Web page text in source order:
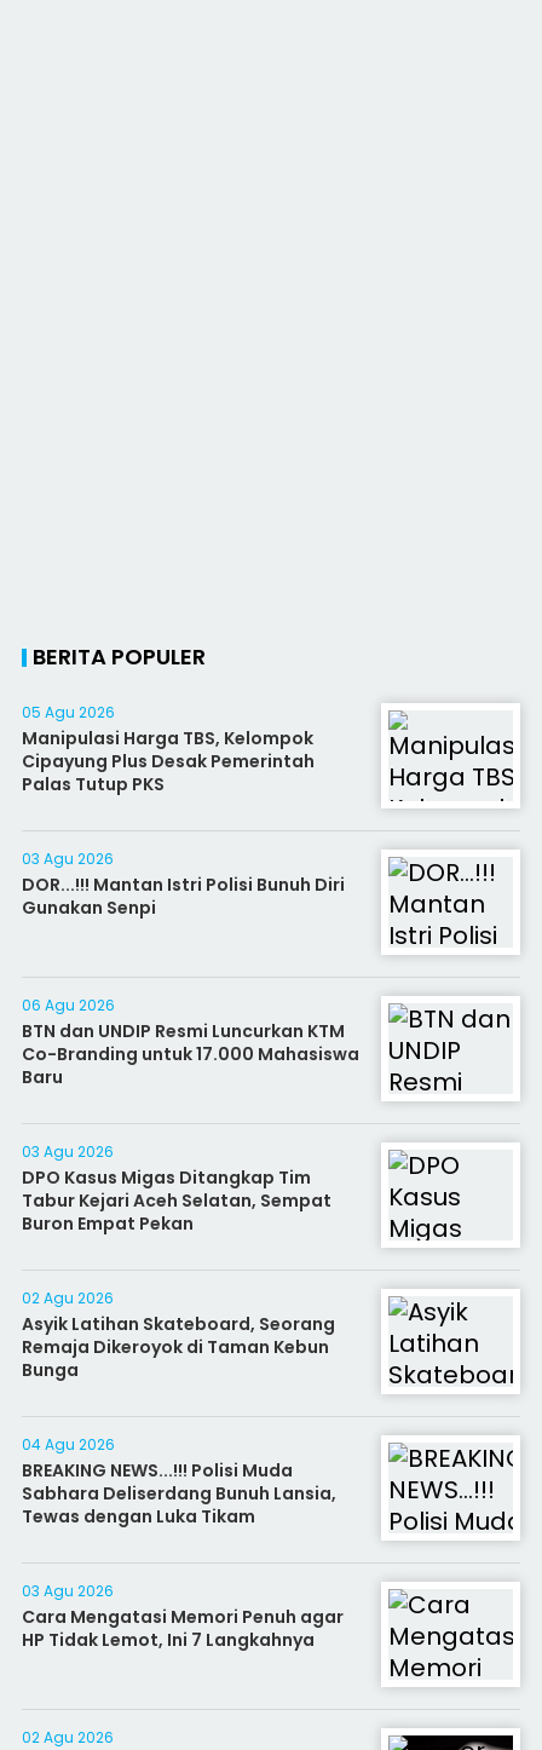
BERITA POPULER
05 Agu 2026
Manipulasi Harga TBS, Kelompok
Cipayung Plus Desak Pemerintah
Palas Tutup PKS
03 Agu 2026
DOR...!!! Mantan Istri Polisi Bunuh Diri
Gunakan Senpi
06 Agu 2026
BTN dan UNDIP Resmi Luncurkan KTM
Co-Branding untuk 17.000 Mahasiswa
Baru
03 Agu 2026
DPO Kasus Migas Ditangkap Tim
Tabur Kejari Aceh Selatan, Sempat
Buron Empat Pekan
02 Agu 2026
Asyik Latihan Skateboard, Seorang
Remaja Dikeroyok di Taman Kebun
Bunga
04 Agu 2026
BREAKING NEWS...!!! Polisi Muda
Sabhara Deliserdang Bunuh Lansia,
Tewas dengan Luka Tikam
03 Agu 2026
Cara Mengatasi Memori Penuh agar
HP Tidak Lemot, Ini 7 Langkahnya
02 Agu 2026